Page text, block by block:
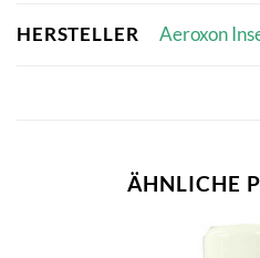
HERSTELLER Aeroxon
ÄHNLICHE